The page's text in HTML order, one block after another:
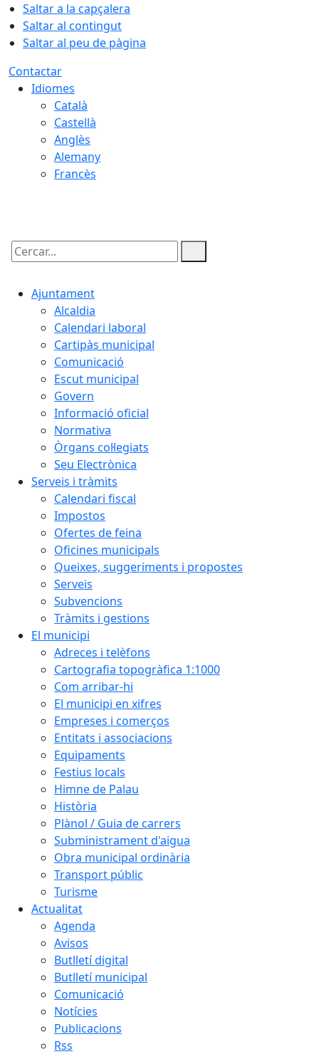
Saltar a la capçalera
Saltar al contingut
Saltar al peu de pàgina
Contactar
Idiomes
Català
Castellà
Anglès
Alemany
Francès
Cercar:
Ajuntament
Alcaldia
Calendari laboral
Cartipàs municipal
Comunicació
Escut municipal
Govern
Informació oficial
Normativa
Òrgans col·legiats
Seu Electrònica
Serveis i tràmits
Calendari fiscal
Impostos
Ofertes de feina
Oficines municipals
Queixes, suggeriments i propostes
Serveis
Subvencions
Tràmits i gestions
El municipi
Adreces i telèfons
Cartografia topogràfica 1:1000
Com arribar-hi
El municipi en xifres
Empreses i comerços
Entitats i associacions
Equipaments
Festius locals
Himne de Palau
Història
Plànol / Guia de carrers
Subministrament d'aigua
Obra municipal ordinària
Transport públic
Turisme
Actualitat
Agenda
Avisos
Butlletí digital
Butlletí municipal
Comunicació
Notícies
Publicacions
Rss